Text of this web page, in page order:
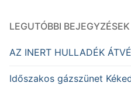
LEGUTÓBBI BEJEGYZÉSEK
AZ INERT HULLADÉK
Időszakos gázszünet